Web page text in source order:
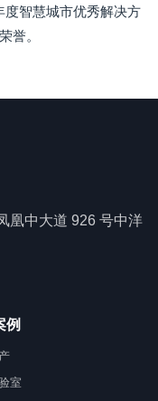
度智慧城市优秀解决方
誉。
凰中大道 926 号中洋
例
室